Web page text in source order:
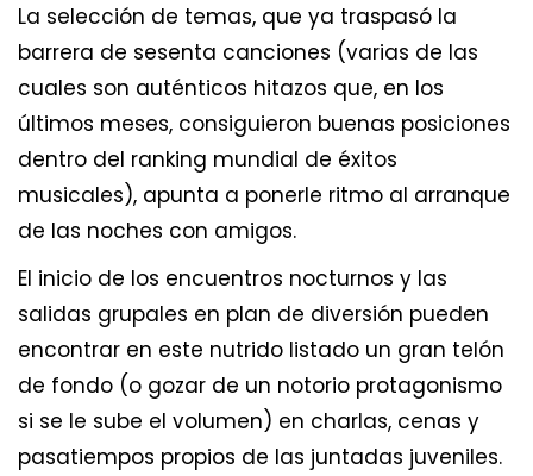
La selección de temas, que ya traspasó la
barrera de sesenta canciones (varias de las
cuales son auténticos hitazos que, en los
últimos meses, consiguieron buenas posiciones
dentro del ranking mundial de éxitos
musicales), apunta a ponerle ritmo al arranque
de las noches con amigos.
El inicio de los encuentros nocturnos y las
salidas grupales en plan de diversión pueden
encontrar en este nutrido listado un gran telón
de fondo (o gozar de un notorio protagonismo
si se le sube el volumen) en charlas, cenas y
pasatiempos propios de las juntadas juveniles.